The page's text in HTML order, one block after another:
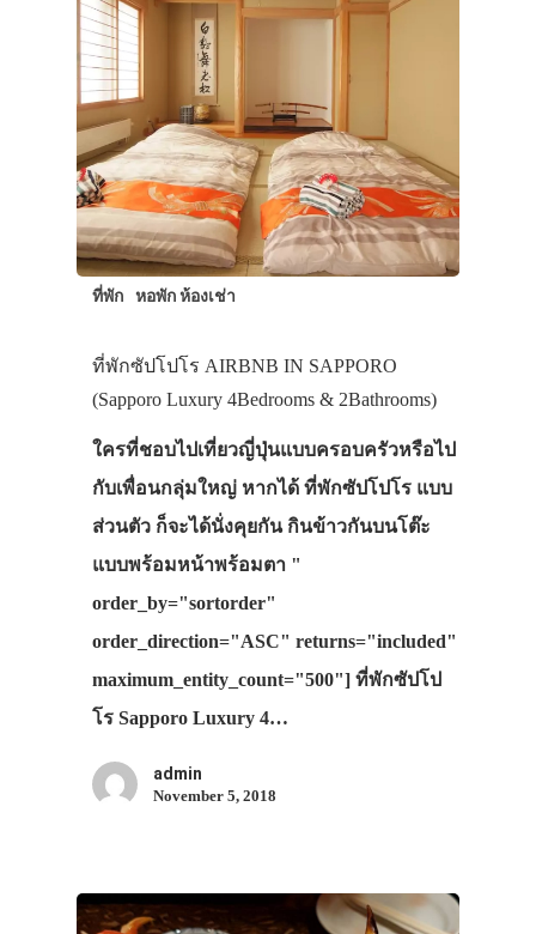
ที่พัก หอพัก ห้องเช่า
ที่พักซัปโปโร AIRBNB IN SAPPORO
(Sapporo Luxury 4Bedrooms & 2Bathrooms)
ใครที่ชอบไปเที่ยวญี่ปุ่นแบบครอบครัวหรือไป
กับเพื่อนกลุ่มใหญ่ หากได้ ที่พักซัปโปโร แบบ
ส่วนตัว ก็จะได้นั่งคุยกัน กินข้าวกันบนโต๊ะ
แบบพร้อมหน้าพร้อมตา "
order_by="sortorder"
order_direction="ASC" returns="included"
maximum_entity_count="500"] ที่พักซัปโป
โร Sapporo Luxury 4…
admin
November 5, 2018